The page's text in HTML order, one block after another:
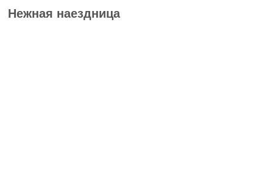
Нежная наездница